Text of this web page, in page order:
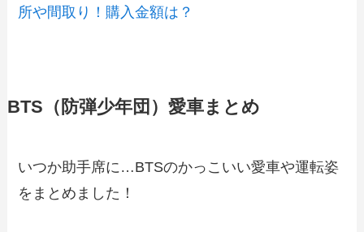
所や間取り！購入金額は？
BTS（防弾少年団）愛車まとめ
いつか助手席に…BTSのかっこいい愛車や運転姿
をまとめました！